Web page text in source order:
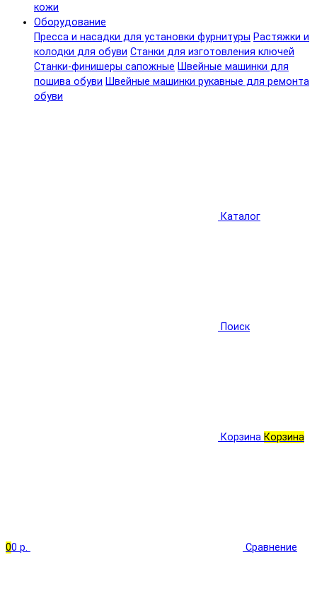
кожи
Оборудование
Пресса и насадки для установки фурнитуры Растяжки и
колодки для обуви Станки для изготовления ключей
Станки-финишеры сапожные Швейные машинки для
пошива обуви Швейные машинки рукавные для ремонта
обуви
Каталог
Поиск
Корзина Корзина
00 р. Сравнение